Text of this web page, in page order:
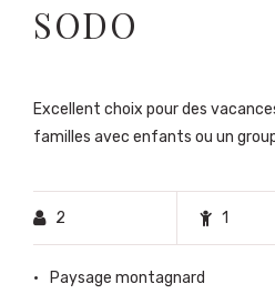
SODO
Excellent choix pour des
familles avec enfants ou un
2 1
Paysage montagnard